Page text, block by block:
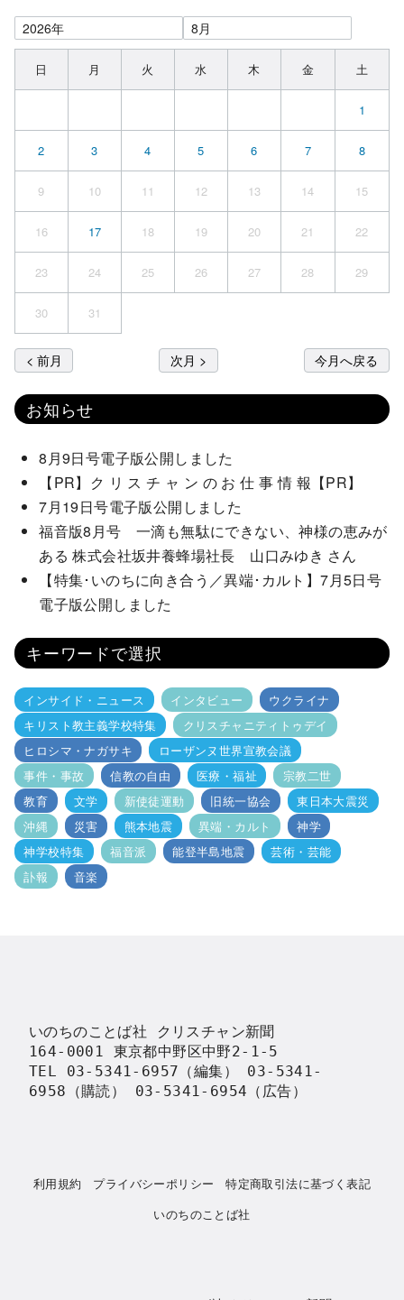
日 月 火 水 木 金 土
1
2 3 4 5 6 7 8
9 10 11 12 13 14 15
16 17 18 19 20 21 22
23 24 25 26 27 28 29
30 31
< 前月 次月 > 今月へ戻る
お知らせ
8月9日号電子版公開しました
【PR】ク リ ス チ ャ ン の お 仕 事 情 報【PR】
7月19日号電子版公開しました
福音版8月号 一滴も無駄にできない、神様の恵みが
ある 株式会社坂井養蜂場社長 山口みゆき さん
【特集･いのちに向き合う／異端･カルト】7月5日号
電子版公開しました
キーワードで選択
インサイド・ニュース インタビュー
ウクライナ
キリスト教主義学校特集
クリスチャニティトゥデイ
ヒロシマ・ナガサキ
ローザンヌ世界宣教会議
事件・事故
信教の自由 医療・福祉
宗教二世
教育
文学 新使徒運動 旧統一協会
東日本大震災
沖縄
災害 熊本地震 異端・カルト
神学
神学校特集
福音派 能登半島地震
芸術・芸能
訃報
音楽
いのちのことば社 クリスチャン新聞
164-0001 東京都中野区中野2-1-5
TEL 03-5341-6957（編集） 03-5341-
6958（購読） 03-5341-6954（広告）
利用規約 プライバシーポリシー
特定商取引法に基づく表記
いのちのことば社